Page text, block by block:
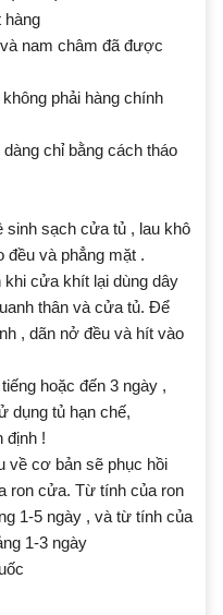
hàng
nam châm đã được
phải hàng chính
chỉ bằng cách tháo
sinh sạch cửa tủ , lau khô
đều và phẳng mặt .
cửa khít lại dùng dây
thân và cửa tủ. Để
, dãn nở đều và hít vào
hoặc đến 3 ngày ,
dụng tủ hạn chế,
định !
về cơ bản sẽ phục hồi
ron cửa. Từ tính của ron
1-5 ngày , và từ tính của
1-3 ngày